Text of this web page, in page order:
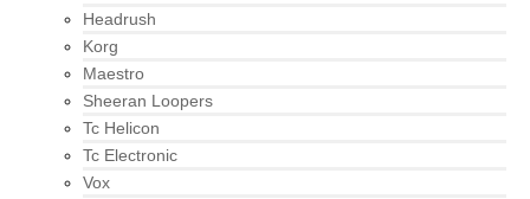
Headrush
Korg
Maestro
Sheeran Loopers
Tc Helicon
Tc Electronic
Vox